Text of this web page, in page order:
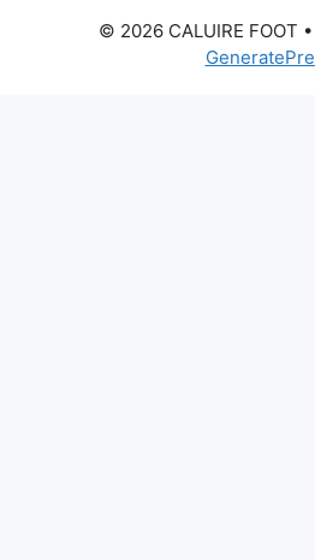
© 2026 CALUIRE FOOT